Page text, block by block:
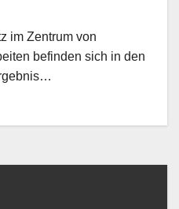
im Zentrum von
befinden sich in den